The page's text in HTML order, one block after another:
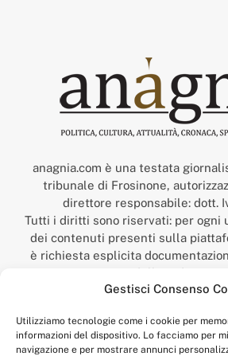
Gestisci Consenso
Utilizziamo tecnologie come i cookie per
informazioni del dispositivo. Lo facciamo per
navigazione e per mostrare annunci
anagnia.com è una testata
tribunale di Frosinone,
direttore responsabile: dott.
Tutti i diritti sono riservati: per ogni
dei contenuti presenti sulla
è richiesta esplicita
della redazione.
“Anagnia” è un marchio registrato
Economico,
num. registrazione: 302017000014044